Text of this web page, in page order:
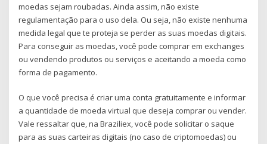
moedas sejam roubadas. Ainda assim, não existe
regulamentação para o uso dela. Ou seja, não existe nenhuma
medida legal que te proteja se perder as suas moedas digitais.
Para conseguir as moedas, você pode comprar em exchanges
ou vendendo produtos ou serviços e aceitando a moeda como
forma de pagamento.
O que você precisa é criar uma conta gratuitamente e informar
a quantidade de moeda virtual que deseja comprar ou vender.
Vale ressaltar que, na Braziliex, você pode solicitar o saque
para as suas carteiras digitais (no caso de criptomoedas) ou